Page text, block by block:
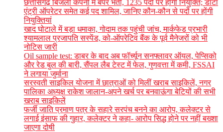
छत्तीसगढ़ बिजली कंपनी में बंपर भर्ती, 1235 पदों पर होगी नियुक्ति; डाटा
एंट्री ऑपरेटर समेत कई पद शामिल, जानिए कौन-कौन से पदों पर होंगी
नियुक्तियां
खाद घोटाले में बड़ा धमाका, गोदाम तक पहुंची जांच, मार्कफेड प्रभारी
श्यामलाल प्रजापति सस्पेंड, को-ऑपरेटिव बैंक के पूर्व मैनेजरों को भी
नोटिस जारी
Oil sample test: डाबर के बाद अब फॉर्च्यून सनफ्लावर ऑयल, पेप्सिको
और रेड बुल की बारी, सैंपल लैब टेस्ट में फेल, गुणवत्ता में कमी, FSSAI
ने लगाया जुर्माना
सरस्वती साइकिल योजना में छात्राओं को मिलीं खराब साइकिलें, नगर
पालिका अध्यक्ष राकेश जालान-अपने खर्च पर बनवाऊंगा बेटियों की सभी
खराब साइकिलें
फर्जी जाति प्रमाण पत्र के सहारे सरपंच बनने का आरोप, कलेक्टर से
लगाई इंसाफ की गुहार, कलेक्टर ने कहा- आरोप सिद्ध होने पर नहीं बख्शा
जाएगा दोषी